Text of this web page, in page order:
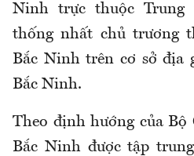
Ninh trực thuộc
thống nhất chủ trương
Bắc Ninh trên cơ sở
Bắc Ninh.
Theo định hướng của
Bắc Ninh được tập